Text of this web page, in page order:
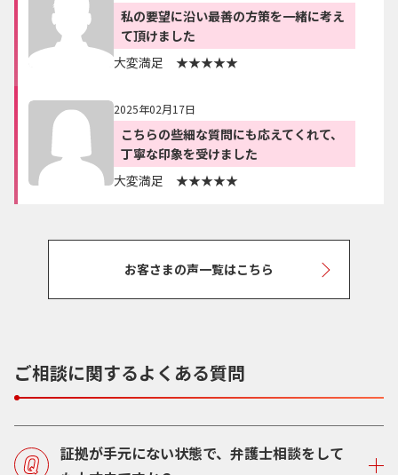
私の要望に沿い最善の方策を一緒に考え
て頂けました
大変満足 ★★★★★
2025年02月17日
こちらの些細な質問にも応えてくれて、
丁寧な印象を受けました
大変満足 ★★★★★
お客さまの声一覧はこちら
ご相談に関するよくある質問
証拠が手元にない状態で、弁護士相談をして